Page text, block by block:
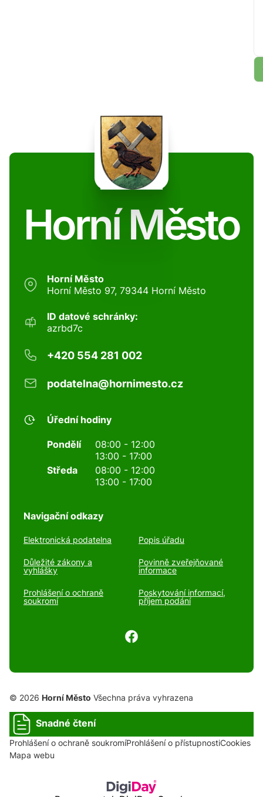
Horní Město
Horní Město
Horní Město 97, 79344 Horní Město
ID datové schránky:
azrbd7c
+420 554 281 002
podatelna@hornimesto.cz
Úřední hodiny
Pondělí
08:00 - 12:00
13:00 - 17:00
Středa
08:00 - 12:00
13:00 - 17:00
Navigační odkazy
Elektronická podatelna Popis úřadu
Důležité zákony a
vyhlášky
Povinně zveřejňované
informace
Prohlášení o ochraně
soukromí
Poskytování informací,
příjem podání
© 2026 Horní Město Všechna práva vyhrazena
Snadné čtení
Prohlášení o ochraně soukromíProhlášení o přístupnostiCookies
Mapa webu